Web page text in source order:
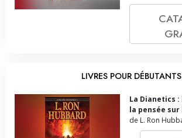
LIVRES POUR DÉBUTANTS
La Dianetics
la pensée sur
de L. Ron